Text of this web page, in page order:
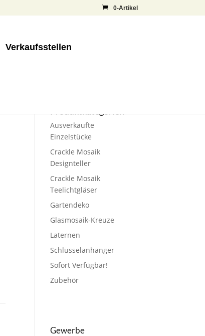
0-Artikel
Verkaufsstellen
Ausverkaufte
Einzelstücke
Crackle Mosaik
Designteller
Crackle Mosaik
Teelichtgläser
Gartendeko
Glasmosaik-Kreuze
Laternen
Schlüsselanhänger
Sofort Verfügbar!
Zubehör
Gewerbe